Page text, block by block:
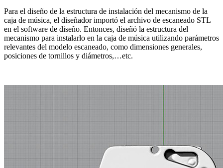
Para el diseño de la estructura de instalación del mecanismo de la
caja de música, el diseñador importó el archivo de escaneado STL
en el software de diseño. Entonces, diseñó la estructura del
mecanismo para instalarlo en la caja de música utilizando parámetros
relevantes del modelo escaneado, como dimensiones generales,
posiciones de tornillos y diámetros,…etc.